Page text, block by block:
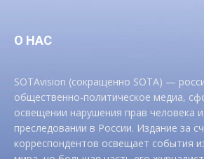
О НАС
SOTAvision (сокращенно SOTA) —
общественно-политическое медиа,
освещении нарушения прав человека
преследовании в России. Издание за
корреспондентов освещает события